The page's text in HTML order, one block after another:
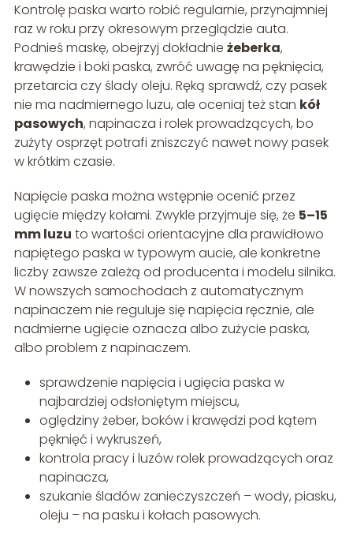
Kontrolę paska warto robić regularnie, przynajmniej
raz w roku przy okresowym przeglądzie auta.
Podnieś maskę, obejrzyj dokładnie żeberka,
krawędzie i boki paska, zwróć uwagę na pęknięcia,
przetarcia czy ślady oleju. Ręką sprawdź, czy pasek
nie ma nadmiernego luzu, ale oceniaj też stan kół
pasowych, napinacza i rolek prowadzących, bo
zużyty osprzęt potrafi zniszczyć nawet nowy pasek
w krótkim czasie.
Napięcie paska można wstępnie ocenić przez
ugięcie między kołami. Zwykle przyjmuje się, że 5–15
mm luzu to wartości orientacyjne dla prawidłowo
napiętego paska w typowym aucie, ale konkretne
liczby zawsze zależą od producenta i modelu silnika.
W nowszych samochodach z automatycznym
napinaczem nie reguluje się napięcia ręcznie, ale
nadmierne ugięcie oznacza albo zużycie paska,
albo problem z napinaczem.
sprawdzenie napięcia i ugięcia paska w
najbardziej odsłoniętym miejscu,
oględziny żeber, boków i krawędzi pod kątem
pęknięć i wykruszeń,
kontrola pracy i luzów rolek prowadzących oraz
napinacza,
szukanie śladów zanieczyszczeń – wody, piasku,
oleju – na pasku i kołach pasowych.